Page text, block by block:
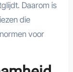
Daarom is
die
voor